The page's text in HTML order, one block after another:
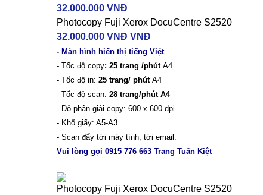
32.000.000 VNĐ
Photocopy Fuji Xerox DocuCentre S2520
32.000.000 VNĐ VNĐ
- Màn hình hiển thị tiếng Việt
- Tốc độ copy: 25 trang /phútA4
- Tốc độ in: 25 trang/ phútA4
- Tốc độ scan: 28 trang/phút A4
- Độ phân giải copy: 600 x 600 dpi
- Khổ giấy: A5-A3
- Scan đẩy tới máy tính, tới email.
Vui lòng gọi 0915 776 663 Trang Tuấn Kiệt
Photocopy Fuji Xerox DocuCentre S2520